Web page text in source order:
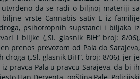
utvrđeno da se radi o biljnoj materiji sa
vrste Cannabis sativ L iz familije
psihotropnih supstanci i biljaka iz
i biljke („Sl. glasnik BiH“ broj: 8/06),
prenos prevozom od Pala do Sarajeva,
(„Sl. glasnik BiH“, broj: 8/06), jer je
pravca Pala u pravcu Sarajeva, da bi ih
Han Derventa, opština Pale, Policijski